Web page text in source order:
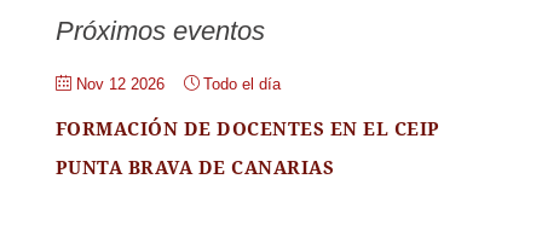
Próximos eventos
Nov 12 2026 Todo el día
FORMACIÓN DE DOCENTES EN EL CEIP
PUNTA BRAVA DE CANARIAS